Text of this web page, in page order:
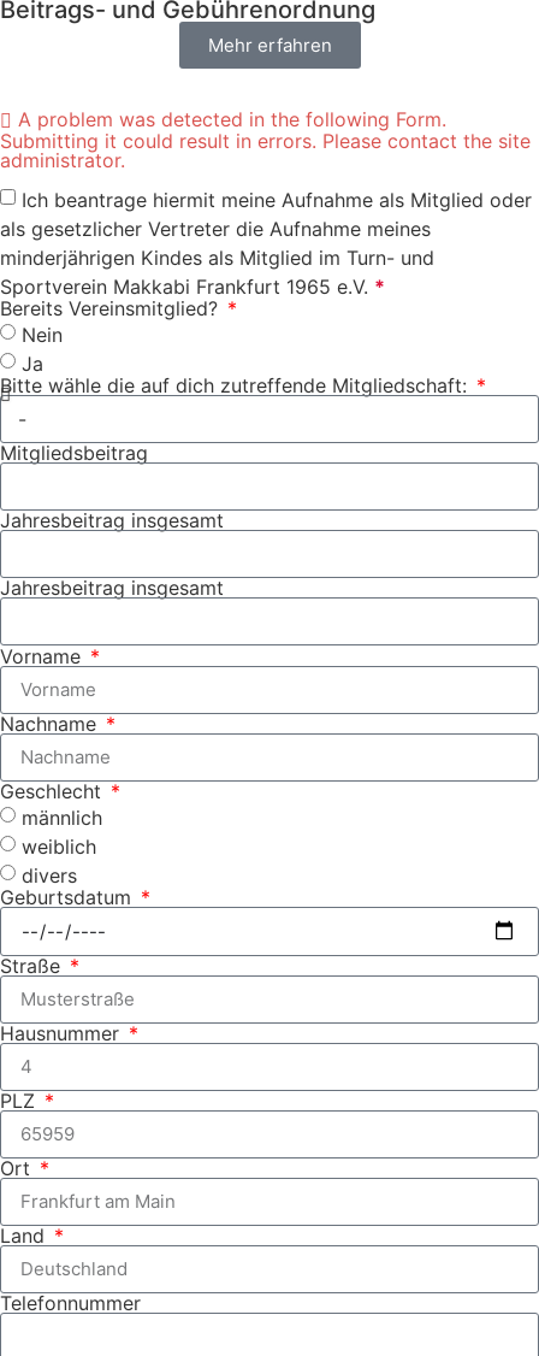
Beitrags- und Gebührenordnung
Mehr erfahren
A problem was detected in the following Form.
Submitting it could result in errors. Please contact the site
administrator.
Ich beantrage hiermit meine Aufnahme als Mitglied oder
als gesetzlicher Vertreter die Aufnahme meines
minderjährigen Kindes als Mitglied im Turn- und
Sportverein Makkabi Frankfurt 1965 e.V. *
Bereits Vereinsmitglied?
Nein
Ja
Bitte wähle die auf dich zutreffende Mitgliedschaft:
Mitgliedsbeitrag
Jahresbeitrag insgesamt
Jahresbeitrag insgesamt
Vorname
Nachname
Geschlecht
männlich
weiblich
divers
Geburtsdatum
Straße
Hausnummer
PLZ
Ort
Land
Telefonnummer